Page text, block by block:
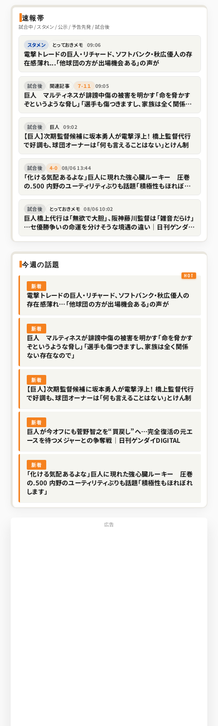
速報帯
試合中 / スタメン / 公示 / 予告先発 / 試合後
スタメン とっておきメモ 09:06
電撃トレードの巨人・リチャード、ソフトバンク・秋広優人の存
在感薄れ...「他球団の方が出場機会ある」の声が
試合後 関連記事 ７-１１ 09:05
巨人 マルティネスが誹謗中傷の被害を明かす「命を脅かす
ぞというような脅し」「選手も傷つきますし、家族は全く関係な
試合後 巨人 09:02
【巨人】次期監督候補に坂本勇人が電撃浮上！ 橋上監督代行
で好調も、球団オーナーは「何も言えることはない」とけん制
試合後 4-0 08/06 13:44
「化ける気配あるよな」巨人に現れた強心臓ルーキー 圧巻
の.500 内野のユーティリティぶりも話題「積極性もほれぼれ
試合後 とっておきメモ 08/06 10:02
巨人橋上代行は「無欲で大胆」、阪神藤川監督は「雑音だらけ」
…セ優勝争いの命運を分けそうな境遇の違い｜日刊ゲンダイ
今週の話題
新着
電撃トレードの巨人・リチャード、ソフトバンク・秋広優人の
存在感薄れ…「他球団の方が出場機会ある」の声が
新着
巨人 マルティネスが誹謗中傷の被害を明かす「命を脅かす
ぞというような脅し」「選手も傷つきますし、家族は全く関係
ない存在なので」
新着
【巨人】次期監督候補に坂本勇人が電撃浮上！ 橋上監督代行
で好調も、球団オーナーは「何も言えることはない」とけん制
新着
巨人が今オフにも菅野智之を“買戻し”へ…完全復活の元エ
ースを待つメジャーとの争奪戦｜日刊ゲンダイDIGITAL
新着
「化ける気配あるよな」巨人に現れた強心臓ルーキー 圧巻
の.500 内野のユーティリティぶりも話題「積極性もほれぼれ
します」
広告